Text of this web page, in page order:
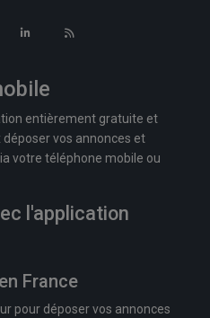
entièrement gratuite et
vos annonces et
votre téléphone mobile ou
l'application
France
pour déposer vos annonces